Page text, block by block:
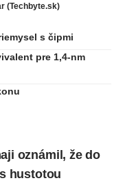
(Techbyte.sk)
s čipmi
pre 1,4-nm
oznámil, že do
hustotou